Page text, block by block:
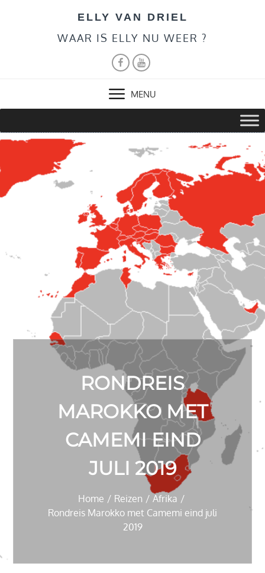
ELLY VAN DRIEL
WAAR IS ELLY NU WEER ?
FACEBOOK
YOUTUBE
MENU
RONDREIS
MAROKKO MET
CAMEMI EIND
JULI 2019
Home Reizen
Afrika
Rondreis Marokko met Camemi eind juli
2019